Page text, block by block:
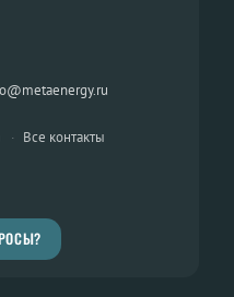
· Все контакты